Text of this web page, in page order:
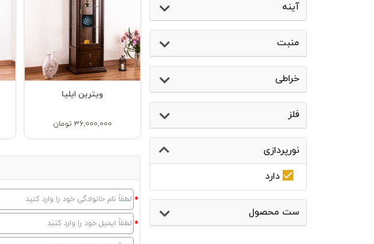
ویترین ایلیا
36,000,000 تومان
آینه
منبت
خراطی
فلز
نورپردازی
دارد
ست محصول